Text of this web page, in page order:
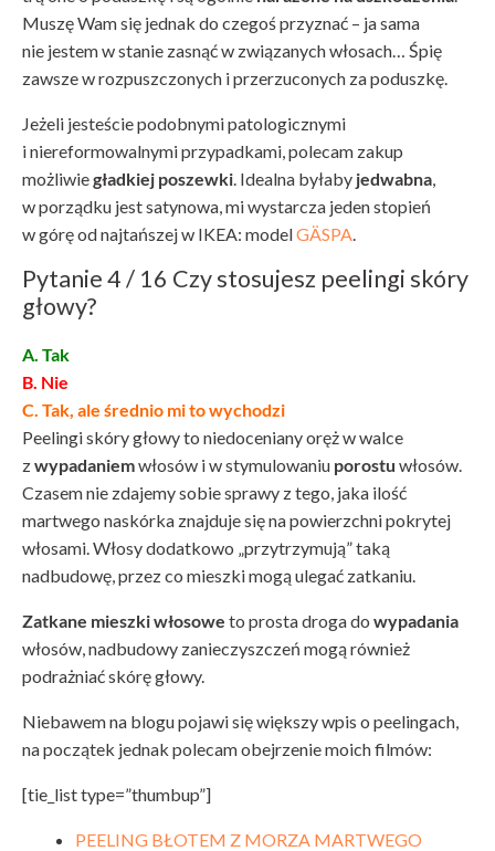
Muszę Wam się jednak do czegoś przyznać – ja sama
nie jestem w stanie zasnąć w związanych włosach… Śpię
zawsze w rozpuszczonych i przerzuconych za poduszkę.
Jeżeli jesteście podobnymi patologicznymi
i niereformowalnymi przypadkami, polecam zakup
możliwiegładkiej poszewki. Idealna byłaby jedwabna,
w porządku jest satynowa, mi wystarcza jeden stopień
w górę od najtańszej w IKEA: modelGÄSPA.
Pytanie 4 / 16 Czy stosujesz peelingi skóry
głowy?
A. Tak
B. Nie
C. Tak, ale średnio mi to wychodzi
Peelingi skóry głowy to niedoceniany oręż w walce
zwypadaniemwłosów i w stymulowaniu porostu włosów.
Czasem nie zdajemy sobie sprawy z tego, jaka ilość
martwego naskórka znajduje się na powierzchni pokrytej
włosami. Włosy dodatkowo „przytrzymują” taką
nadbudowę, przez co mieszki mogą ulegać zatkaniu.
Zatkane mieszki włosowe to prosta droga do wypadania
włosów, nadbudowy zanieczyszczeń mogą również
podrażniać skórę głowy.
Niebawem na blogu pojawi się większy wpis o peelingach,
na początek jednak polecam obejrzenie moich filmów:
[tie_list type=”thumbup”]
PEELING BŁOTEM Z MORZA MARTWEGO